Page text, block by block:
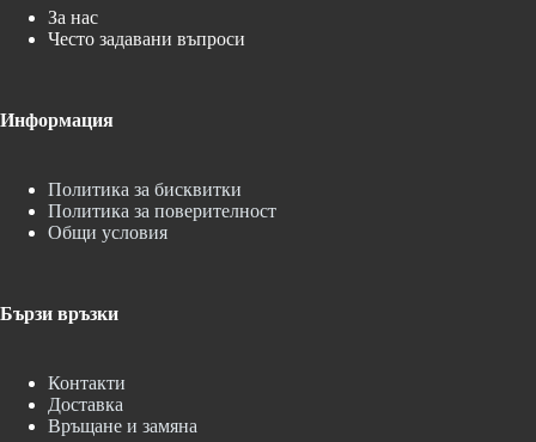
За нас
Често задавани въпроси
Информация
Политика за бисквитки
Политика за поверителност
Общи условия
Бързи връзки
Контакти
Доставка
Връщане и замяна